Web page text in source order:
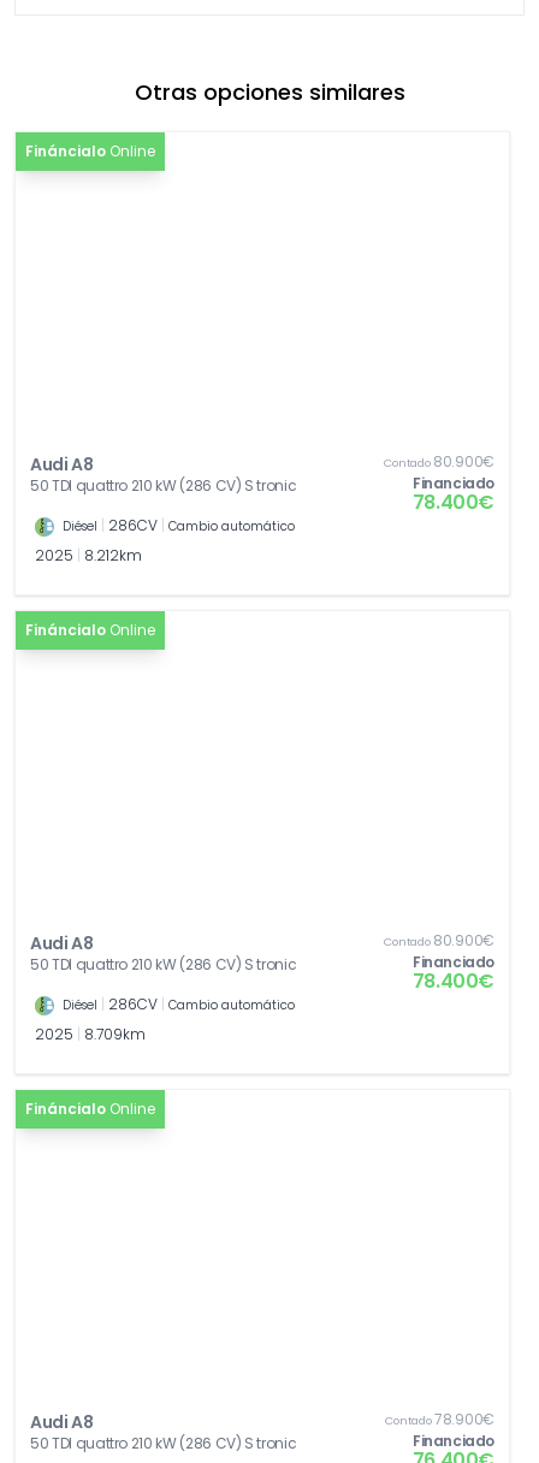
Otras opciones similares
Fináncialo Online
Audi A8
50 TDI quattro 210 kW (286 CV) S tronic
Contado80.900€
Financiado
78.400€
Diésel 286CV Cambio automático
2025 8.212km
Fináncialo Online
Audi A8
50 TDI quattro 210 kW (286 CV) S tronic
Contado80.900€
Financiado
78.400€
Diésel 286CV Cambio automático
2025 8.709km
Fináncialo Online
Audi A8
50 TDI quattro 210 kW (286 CV) S tronic
Contado78.900€
Financiado